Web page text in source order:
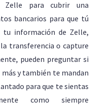
para cubrir una
bancarios para que tú
información de Zelle,
transferencia o capture
pueden preguntar si
y también te mandan
para que te sientas
como siempre